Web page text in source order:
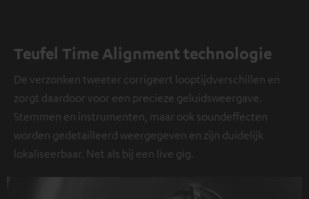
Teufel Time Alignment technologie
De verzonken tweeter corrigeert looptijdverschillen en
zorgt daardoor voor een precieze geluidsweergave.
Stemmen en instrumenten, maar ook soundeffecten
worden gedetailleerd weergegeven en zijn duidelijk
lokaliseerbaar. Net als bij een live gig.